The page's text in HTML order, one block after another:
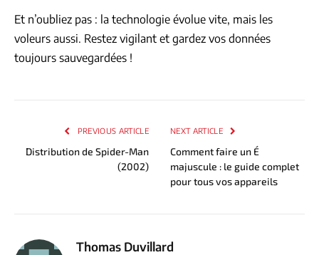
Et n’oubliez pas : la technologie évolue vite, mais les
voleurs aussi. Restez vigilant et gardez vos données
toujours sauvegardées !
PREVIOUS ARTICLE
Distribution de Spider-Man
(2002)
NEXT ARTICLE
Comment faire un É
majuscule : le guide complet
pour tous vos appareils
Thomas Duvillard